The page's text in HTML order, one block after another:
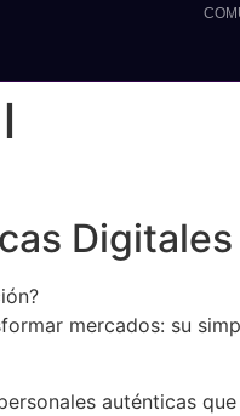
Digitales
mercados: su
auténticas